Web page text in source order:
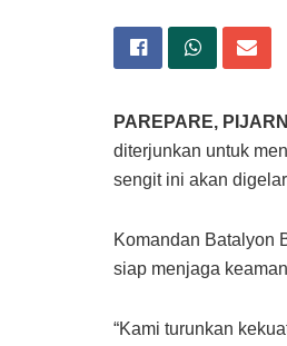
PAREPARE,
diterjunkan untuk
sengit ini akan
Komandan Batalyon
siap menjaga
“Kami turunkan